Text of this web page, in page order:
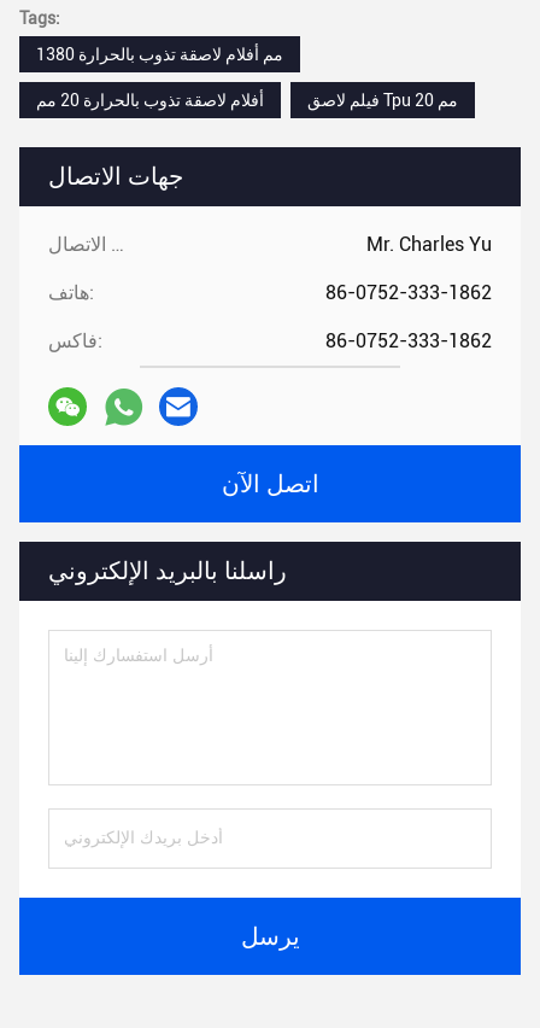
جهات الاتصال
جهات الاتصال: Mr. Charles Yu
هاتف: 86-0752-333-1862
فاكس: 86-0752-333-1862
اتصل الآن
راسلنا بالبريد الإلكتروني
يرسل
Tags:
1380 مم أفلام لاصقة تذوب بالحرارة
أفلام لاصقة تذوب بالحرارة 20 مم فيلم لاصق Tpu 20 مم